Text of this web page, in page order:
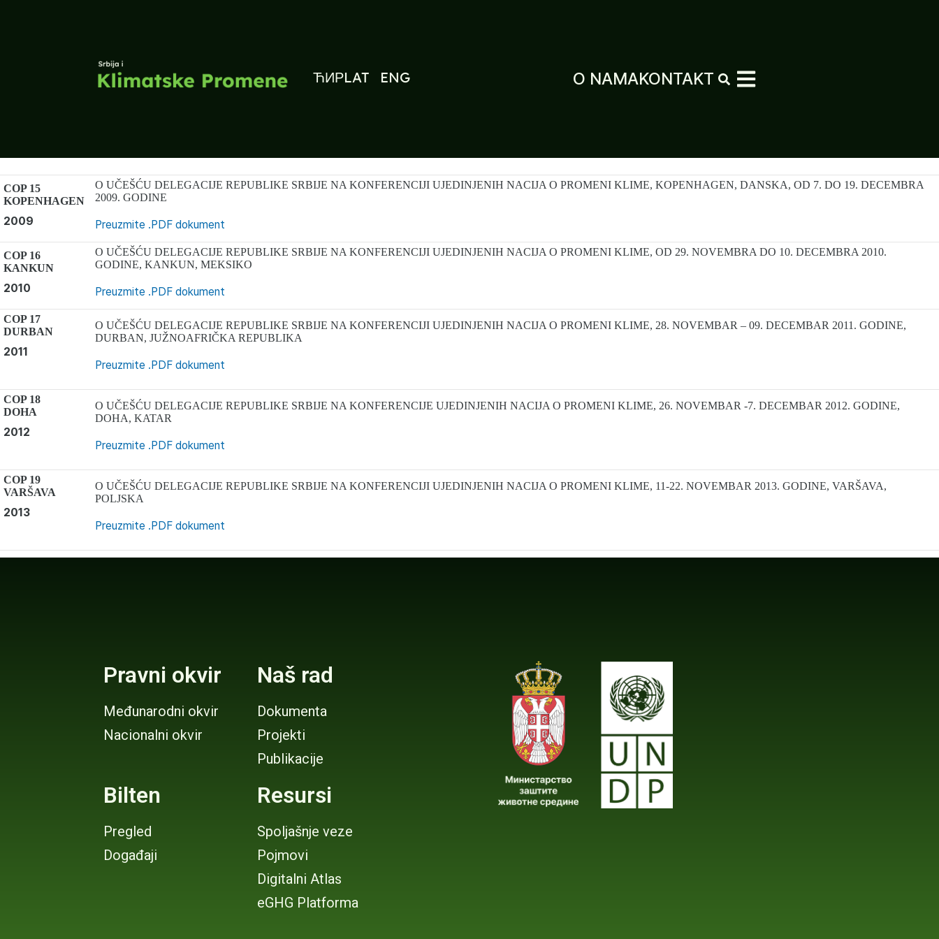
ЋИРLAT ENG O NAMAKONTAKT
COP 15
KOPENHAGEN
2009
O UČEŠĆU DELEGACIJE REPUBLIKE SRBIJE NA KONFERENCIJI UJEDINJENIH NACIJA O PROMENI KLIME, KOPENHAGEN, DANSKA, OD 7. DO 19. DECEMBRA
2009. GODINE
Preuzmite .PDF dokument
COP 16
KANKUN
2010
O UČEŠĆU DELEGACIJE REPUBLIKE SRBIJE NA KONFERENCIJI UJEDINJENIH NACIJA O PROMENI KLIME, OD 29. NOVEMBRA DO 10. DECEMBRA 2010.
GODINE, KANKUN, MEKSIKO
Preuzmite .PDF dokument
COP 17
DURBAN
2011
O UČEŠĆU DELEGACIJE REPUBLIKE SRBIJE NA KONFERENCIJI UJEDINJENIH NACIJA O PROMENI KLIME, 28. NOVEMBAR – 09. DECEMBAR 2011. GODINE,
DURBAN, JUŽNOAFRIČKA REPUBLIKA
Preuzmite .PDF dokument
COP 18
DOHA
2012
O UČEŠĆU DELEGACIJE REPUBLIKE SRBIJE NA KONFERENCIJE UJEDINJENIH NACIJA O PROMENI KLIME, 26. NOVEMBAR -7. DECEMBAR 2012. GODINE,
DOHA, KATAR
Preuzmite .PDF dokument
COP 19
VARŠAVA
2013
O UČEŠĆU DELEGACIJE REPUBLIKE SRBIJE NA KONFERENCIJI UJEDINJENIH NACIJA O PROMENI KLIME, 11-22. NOVEMBAR 2013. GODINE, VARŠAVA,
POLJSKA
Preuzmite .PDF dokument
Pravni okvir
Međunarodni okvir
Nacionalni okvir
Naš rad
Dokumenta
Projekti
Publikacije
Bilten
Pregled
Događaji
Resursi
Spoljašnje veze
Pojmovi
Digitalni Atlas
eGHG Platforma